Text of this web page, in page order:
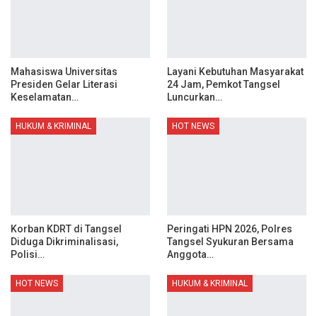
Mahasiswa Universitas
Presiden Gelar Literasi
Keselamatan…
Layani Kebutuhan Masyarakat
24 Jam, Pemkot Tangsel
Luncurkan…
HUKUM & KRIMINAL
Korban KDRT di Tangsel
Diduga Dikriminalisasi,
Polisi…
HOT NEWS
Peringati HPN 2026, Polres
Tangsel Syukuran Bersama
Anggota…
HOT NEWS HUKUM & KRIMINAL